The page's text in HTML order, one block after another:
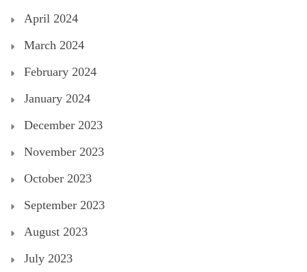
April 2024
March 2024
February 2024
January 2024
December 2023
November 2023
October 2023
September 2023
August 2023
July 2023